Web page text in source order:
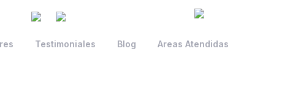
Testimoniales Blog Areas Atendidas